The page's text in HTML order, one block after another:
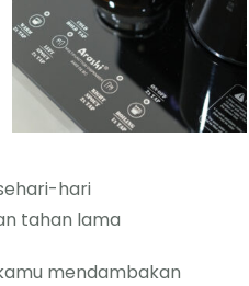
hari
tahan lama
mendambakan